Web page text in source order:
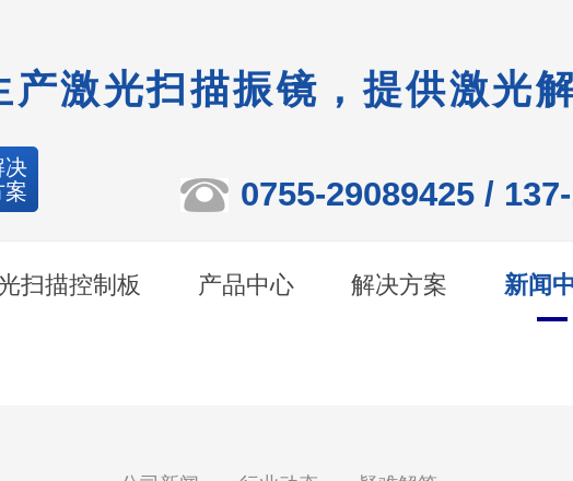
产激光扫描振镜，提供激光
决
案
0755-29089425 /
扫描控制板 产品中心 解决方案 新闻